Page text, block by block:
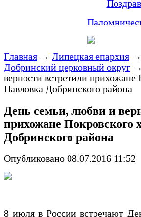
Главная → Липецкая епархия →
Добринский церковный округ →
верности встретили прихожане
Павловка Добринского района
День семьи, любви и
прихожане Покровского
Добринского района
Опубликовано 08.07.2016 11:52
8 июля в России встречают